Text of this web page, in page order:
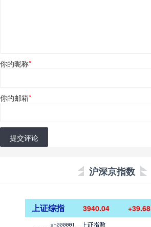
你的昵称*
你的邮箱*
提交评论
沪深京指数
上证综指 3940.04 +39.68